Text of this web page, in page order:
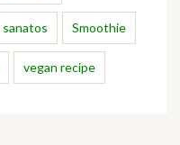
sanatos Smoothie
vegan recipe